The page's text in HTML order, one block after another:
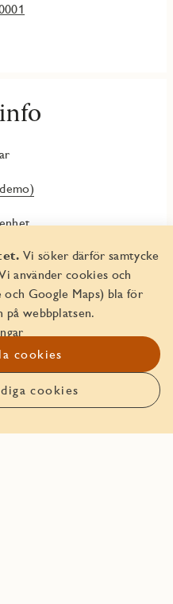
– how it
Vi söker därför samtycke
använder cookies och
Google Maps) bla för
webbplatsen.
cookies
cookies